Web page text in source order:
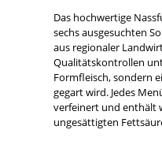
Das hochwertige
sechs ausgesuchten
aus regionaler
Qualitätskontrollen
Formfleisch, sondern
gegart wird. Jedes
verfeinert und enthält
ungesättigten